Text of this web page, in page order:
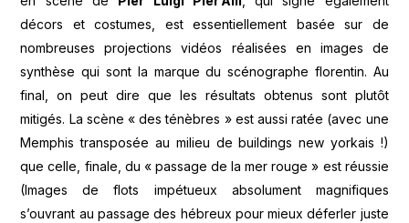
décors et costumes, est essentiellement basée sur de
nombreuses projections vidéos réalisées en images de
synthèse qui sont la marque du scénographe florentin. Au
final, on peut dire que les résultats obtenus sont plutôt
mitigés. La scène « des ténèbres » est aussi ratée (avec une
Memphis transposée au milieu de buildings new yorkais !)
que celle, finale, du « passage de la mer rouge » est réussie
(Images de flots impétueux absolument magnifiques
s’ouvrant au passage des hébreux pour mieux déferler juste